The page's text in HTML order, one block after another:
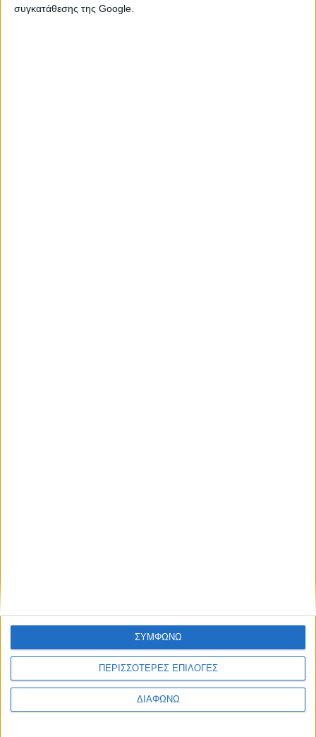
συγκατάθεσης της Google.
ΠΕΡΙΣΣΟΤΕΡΕΣ ΕΠΙΛΟΓΕΣ
ΔΙΑΦΩΝΩ
ΣΥΜΦΩΝΩ
Αλυσοπρίονα
Blog kritikes-aggelies.gr